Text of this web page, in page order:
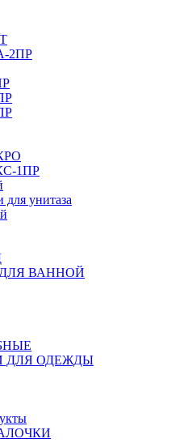
2ПР
1ПР
для унитаза
ВАННОЙ
ДЛЯ ОДЕЖДЫ